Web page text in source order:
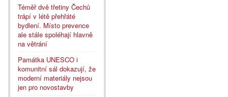
Téměř dvě třetiny Čechů
trápí v létě přehřáté
bydlení. Místo prevence
ale stále spoléhají hlavně
na větrání
Památka UNESCO i
komunitní sál dokazují, že
moderní materiály nejsou
jen pro novostavby